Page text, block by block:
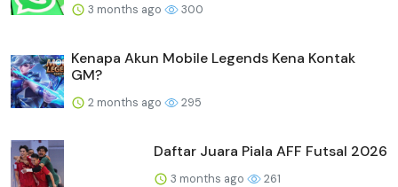
3 months ago 300
Kenapa Akun Mobile Legends Kena Kontak
GM?
2 months ago 295
Daftar Juara Piala AFF Futsal 2026
3 months ago 261